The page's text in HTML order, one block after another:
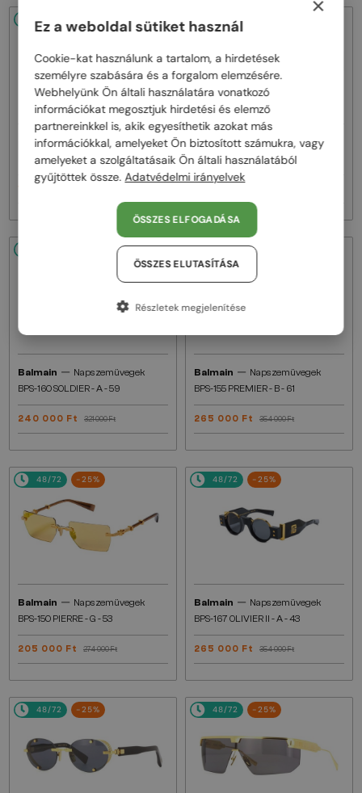
48/72 -25%
Balmain—Napszemüvegek
BPS-169 VICTOIRE - C - 60
48/72
Balmain—Napszemüvegek
BPS-169 VICTOIRE - B - 60
Balmain — Napszemüvegek
BPS-160 SOLDIER - A - 59
240 000 Ft 321 000 Ft
48/72 -25%
Balmain — Napszemüvegek
BPS-155 PREMIER - B - 61
265 000 Ft 354 000 Ft
48/72 -25%
Balmain — Napszemüvegek
BPS-150 PIERRE - G - 53
205 000 Ft 274 000 Ft
48/72 -25%
Balmain — Napszemüvegek
BPS-167 OLIVIER II - A - 43
265 000 Ft 354 000 Ft
48/72 -25% 48/72 -25%
×
Ez a weboldal sütiket használ
Cookie-kat használunk a tartalom, a hirdetések
személyre szabására és a forgalom elemzésére.
Webhelyünk Ön általi használatára vonatkozó
információkat megosztjuk hirdetési és elemző
partnereinkkel is, akik egyesíthetik azokat más
információkkal, amelyeket Ön biztosított számukra, vagy
amelyeket a szolgáltatásaik Ön általi használatából
gyűjtöttek össze. Adatvédelmi irányelvek
ÖSSZES ELFOGADÁSA
ÖSSZES ELUTASÍTÁSA
Részletek megjelenítése